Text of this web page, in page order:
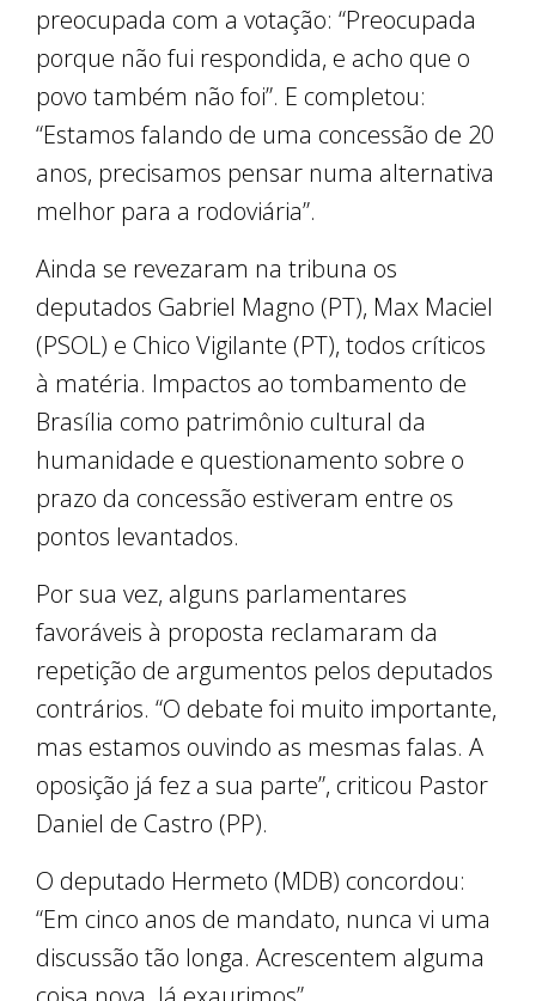
preocupada com a votação: “Preocupada
porque não fui respondida, e acho que o
povo também não foi”. E completou:
“Estamos falando de uma concessão de 20
anos, precisamos pensar numa alternativa
melhor para a rodoviária”.
Ainda se revezaram na tribuna os
deputados Gabriel Magno (PT), Max Maciel
(PSOL) e Chico Vigilante (PT), todos críticos
à matéria. Impactos ao tombamento de
Brasília como patrimônio cultural da
humanidade e questionamento sobre o
prazo da concessão estiveram entre os
pontos levantados.
Por sua vez, alguns parlamentares
favoráveis à proposta reclamaram da
repetição de argumentos pelos deputados
contrários. “O debate foi muito importante,
mas estamos ouvindo as mesmas falas. A
oposição já fez a sua parte”, criticou Pastor
Daniel de Castro (PP).
O deputado Hermeto (MDB) concordou:
“Em cinco anos de mandato, nunca vi uma
discussão tão longa. Acrescentem alguma